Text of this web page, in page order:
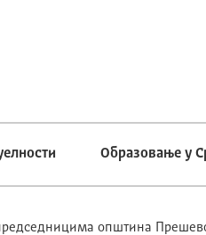
Образовање у
општина